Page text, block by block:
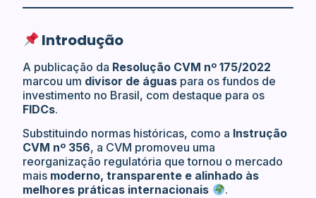
Introdução
A publicação da Resolução CVM nº 175/2022
marcou um divisor de águas para os fundos de
investimento no Brasil, com destaque para os
FIDCs.
Substituindo normas históricas, como a Instrução
CVM nº 356, a CVM promoveu uma
reorganização regulatória que tornou o mercado
mais moderno, transparente e alinhado às
melhores práticas internacionais
.